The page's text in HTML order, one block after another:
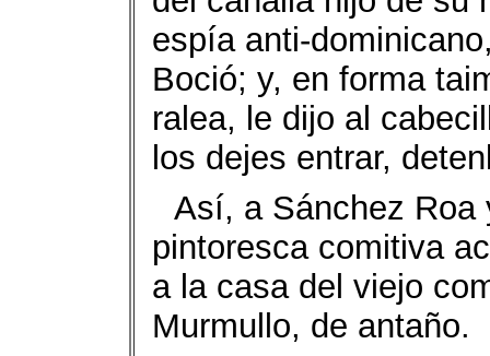
espía anti-
Boció; y, en forma
ralea, le dijo al
los dejes entrar,
Así, a Sánchez Roa
pintoresca comitiva
a la casa del viejo
Murmullo, de antaño.